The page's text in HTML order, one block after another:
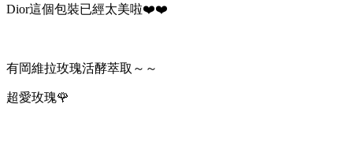
Dior這個包裝已經太美啦❤️❤️
有岡維拉玫瑰活酵萃取～～
超愛玫瑰🌹